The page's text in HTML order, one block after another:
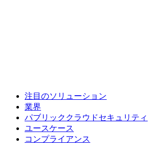
注目のソリューション
業界
パブリッククラウドセキュリティ
ユースケース
コンプライアンス